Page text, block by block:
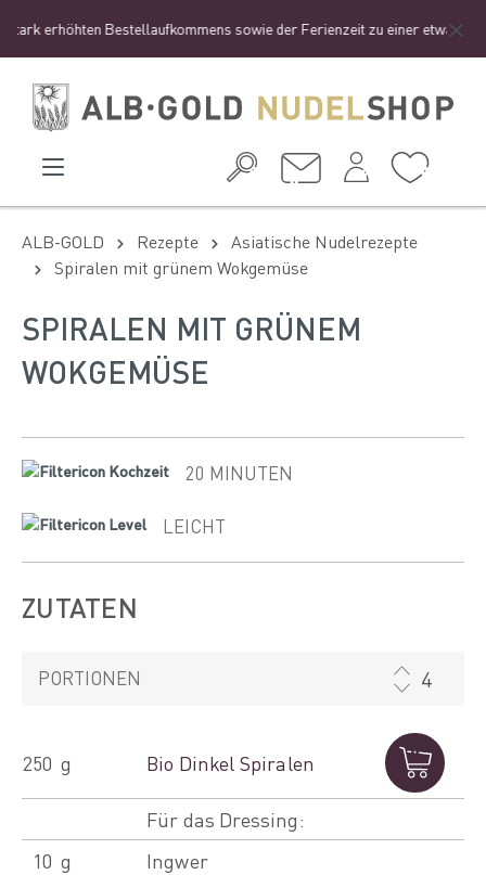
erhöhten Bestellaufkommens sowie der Ferienzeit zu einer etwas
ALB-GOLD Rezepte
Asiatische Nudelrezepte
Spiralen mit grünem Wokgemüse
SPIRALEN MIT GRÜNEM
WOKGEMÜSE
20 MINUTEN
LEICHT
ZUTATEN
PORTIONEN
250 g Bio Dinkel Spiralen
Für das Dressing:
10 g
Ingwer